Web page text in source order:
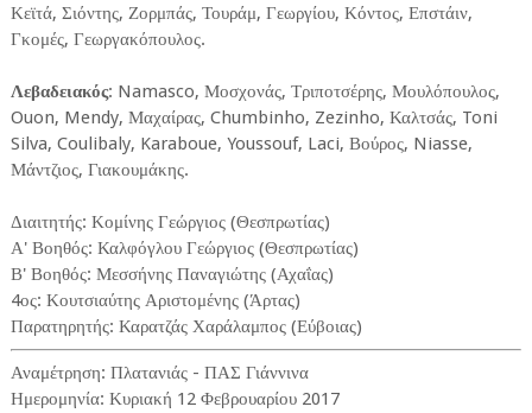
Κεϊτά, Σιόντης, Ζορμπάς, Τουράμ, Γεωργίου, Κόντος, Επστάιν,
Γκομές, Γεωργακόπουλος.
Λεβαδειακός: Namasco, Μοσχονάς, Τριποτσέρης, Μουλόπουλος,
Ouon, Mendy, Μαχαίρας, Chumbinho, Zezinho, Καλτσάς, Toni
Silva, Coulibaly, Karaboue, Youssouf, Laci, Βούρος, Niasse,
Μάντζιος, Γιακουμάκης.
Διαιτητής: Κομίνης Γεώργιος (Θεσπρωτίας)
Α' Βοηθός: Καλφόγλου Γεώργιος (Θεσπρωτίας)
Β' Βοηθός: Μεσσήνης Παναγιώτης (Αχαΐας)
4ος: Κουτσιαύτης Αριστομένης (Άρτας)
Παρατηρητής: Καρατζάς Χαράλαμπος (Εύβοιας)
Αναμέτρηση: Πλατανιάς - ΠΑΣ Γιάννινα
Ημερομηνία: Κυριακή 12 Φεβρουαρίου 2017